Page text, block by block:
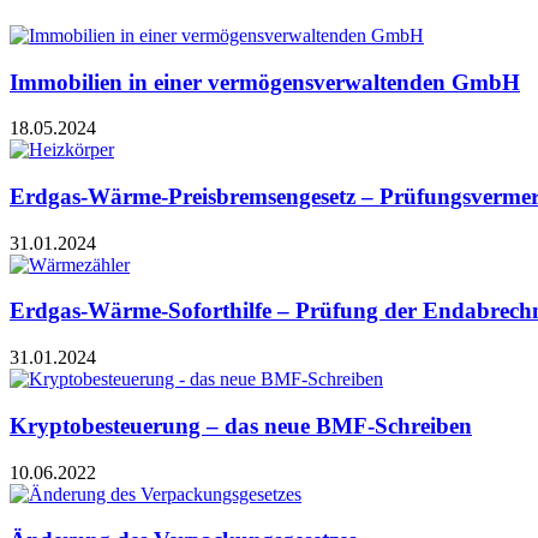
Immobilien in einer vermögensverwaltenden GmbH
18.05.2024
Erdgas-Wärme-Preisbremsengesetz –
31.01.2024
Erdgas-Wärme-Soforthilfe – Prüfung der
31.01.2024
Kryptobesteuerung – das neue BMF-Schreiben
10.06.2022